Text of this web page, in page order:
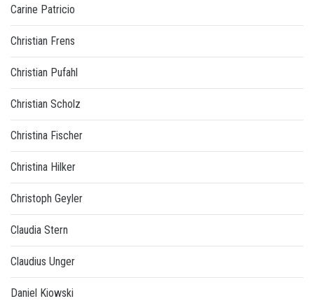
Carine Patricio
Christian Frens
Christian Pufahl
Christian Scholz
Christina Fischer
Christina Hilker
Christoph Geyler
Claudia Stern
Claudius Unger
Daniel Kiowski